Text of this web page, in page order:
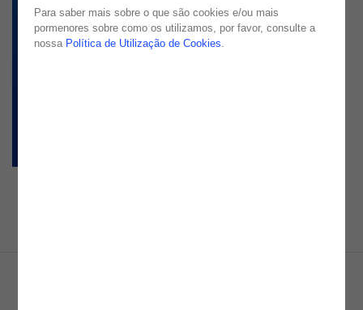
Para saber mais sobre o que são cookies e/ou mais
pormenores sobre como os utilizamos, por favor, consulte a
nossa Política de Utilização de Cookies